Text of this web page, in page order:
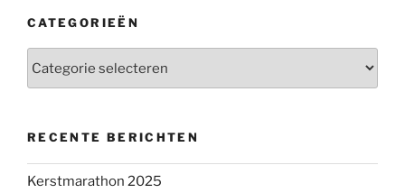
CATEGORIEËN
RECENTE BERICHTEN
Kerstmarathon 2025